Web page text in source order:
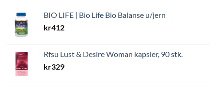
BIO LIFE | Bio Life Bio Balanse u/jern
kr412
Rfsu Lust & Desire Woman kapsler, 90 stk.
kr329